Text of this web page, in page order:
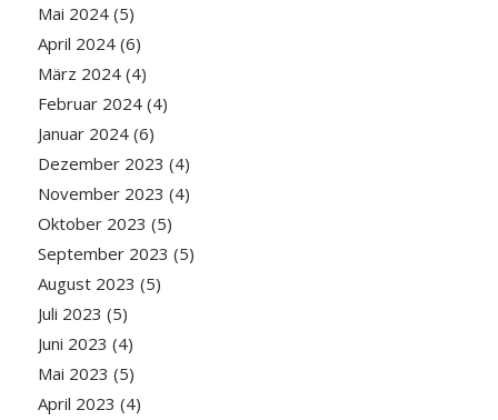
Mai 2024(5)
April 2024(6)
März 2024(4)
Februar 2024(4)
Januar 2024(6)
Dezember 2023 (4)
November 2023 (4)
Oktober 2023 (5)
September 2023 (5)
August 2023 (5)
Juli 2023 (5)
Juni 2023 (4)
Mai 2023 (5)
April 2023 (4)